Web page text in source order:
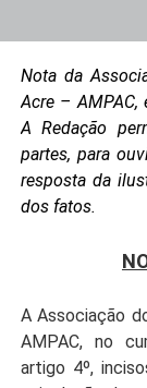
Nota da
Acre –
A Redação
partes, para
resposta da
dos fatos.
A Associação
AMPAC, no
artigo 4º,